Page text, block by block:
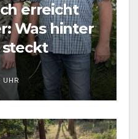
erreicht
Was hinter
steckt